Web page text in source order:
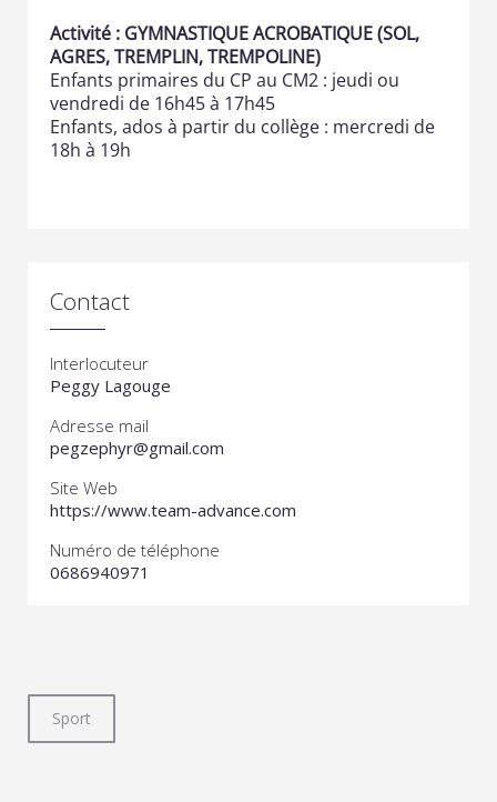
Activité : GYMNASTIQUE ACROBATIQUE (SOL,
AGRES, TREMPLIN, TREMPOLINE)
Enfants primaires du CP au CM2 : jeudi ou
vendredi de 16h45 à 17h45
Enfants, ados à partir du collège : mercredi de
18h à 19h
Contact
Interlocuteur
Peggy Lagouge
Adresse mail
pegzephyr@gmail.com
Site Web
https://www.team-advance.com
Numéro de téléphone
0686940971
Sport